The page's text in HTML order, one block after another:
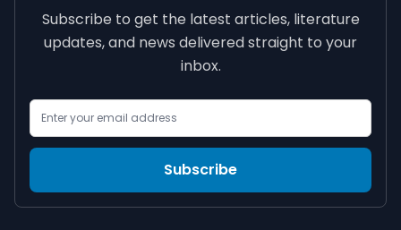
Subscribe to get the latest articles, literature
updates, and news delivered straight to your
inbox.
Subscribe